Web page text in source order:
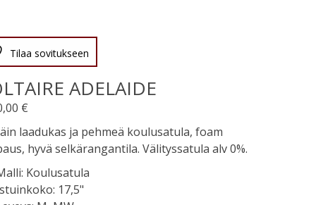
Tilaa sovitukseen
ADELAIDE
€
laadukas ja pehmeä koulusatula, foam
hyvä selkärangantila. Välityssatula alv 0%.
: Koulusatula
: 17,5"